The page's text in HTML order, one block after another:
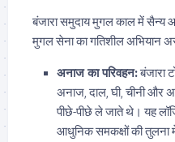
बंजारा समुदाय मुगल काल में सैन्य
मुगल सेना का गतिशील अभियान
अनाज का परिवहन:बंजारा
अनाज, दाल, घी, चीनी और
पीछे-पीछे ले जाते थे। यह
आधुनिक समकक्षों की तुलना